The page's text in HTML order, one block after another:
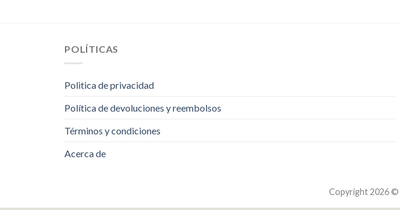
POLÍTICAS
Politica de privacidad
Política de devoluciones y reembolsos
Términos y condiciones
Acerca de
Copyright 2026 ©